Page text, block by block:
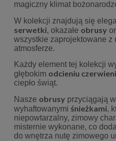
magiczny klimat
W kolekcji znajdują się
serwetki, okazałe obrusy
wszystkie zaprojektowane z
atmosferze.
Każdy element tej kolekcji
głębokim odcieniu czerwieni
ciepło świąt.
Nasze obrusy przyciągają
wyhaftowanymi śnieżkami,
niepowtarzalny, zimowy
misternie wykonane, co
do wnętrza nutę zimowego